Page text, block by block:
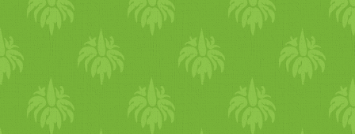
(Cocomas volt) 1,5 ek
kesudió (kesu és mandula
keveréke volt itthon) édesítés
csicserikrémes padlizsán-
lasagne Uzsonna-desszert: